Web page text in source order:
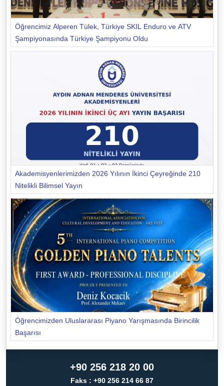
Öğrencimiz Alperen Tülek, Türkiye SKIL Enduro ve ATV
Şampiyonasında Türkiye Şampiyonu Oldu
Akademisyenlerimizden 2026 Yılının İkinci Çeyreğinde 210
Nitelikli Bilimsel Yayın
Öğrencimizden Uluslararası Piyano Yarışmasında Birincilik
Başarısı
+90 256 218 20 00
Faks : +90 256 214 66 87